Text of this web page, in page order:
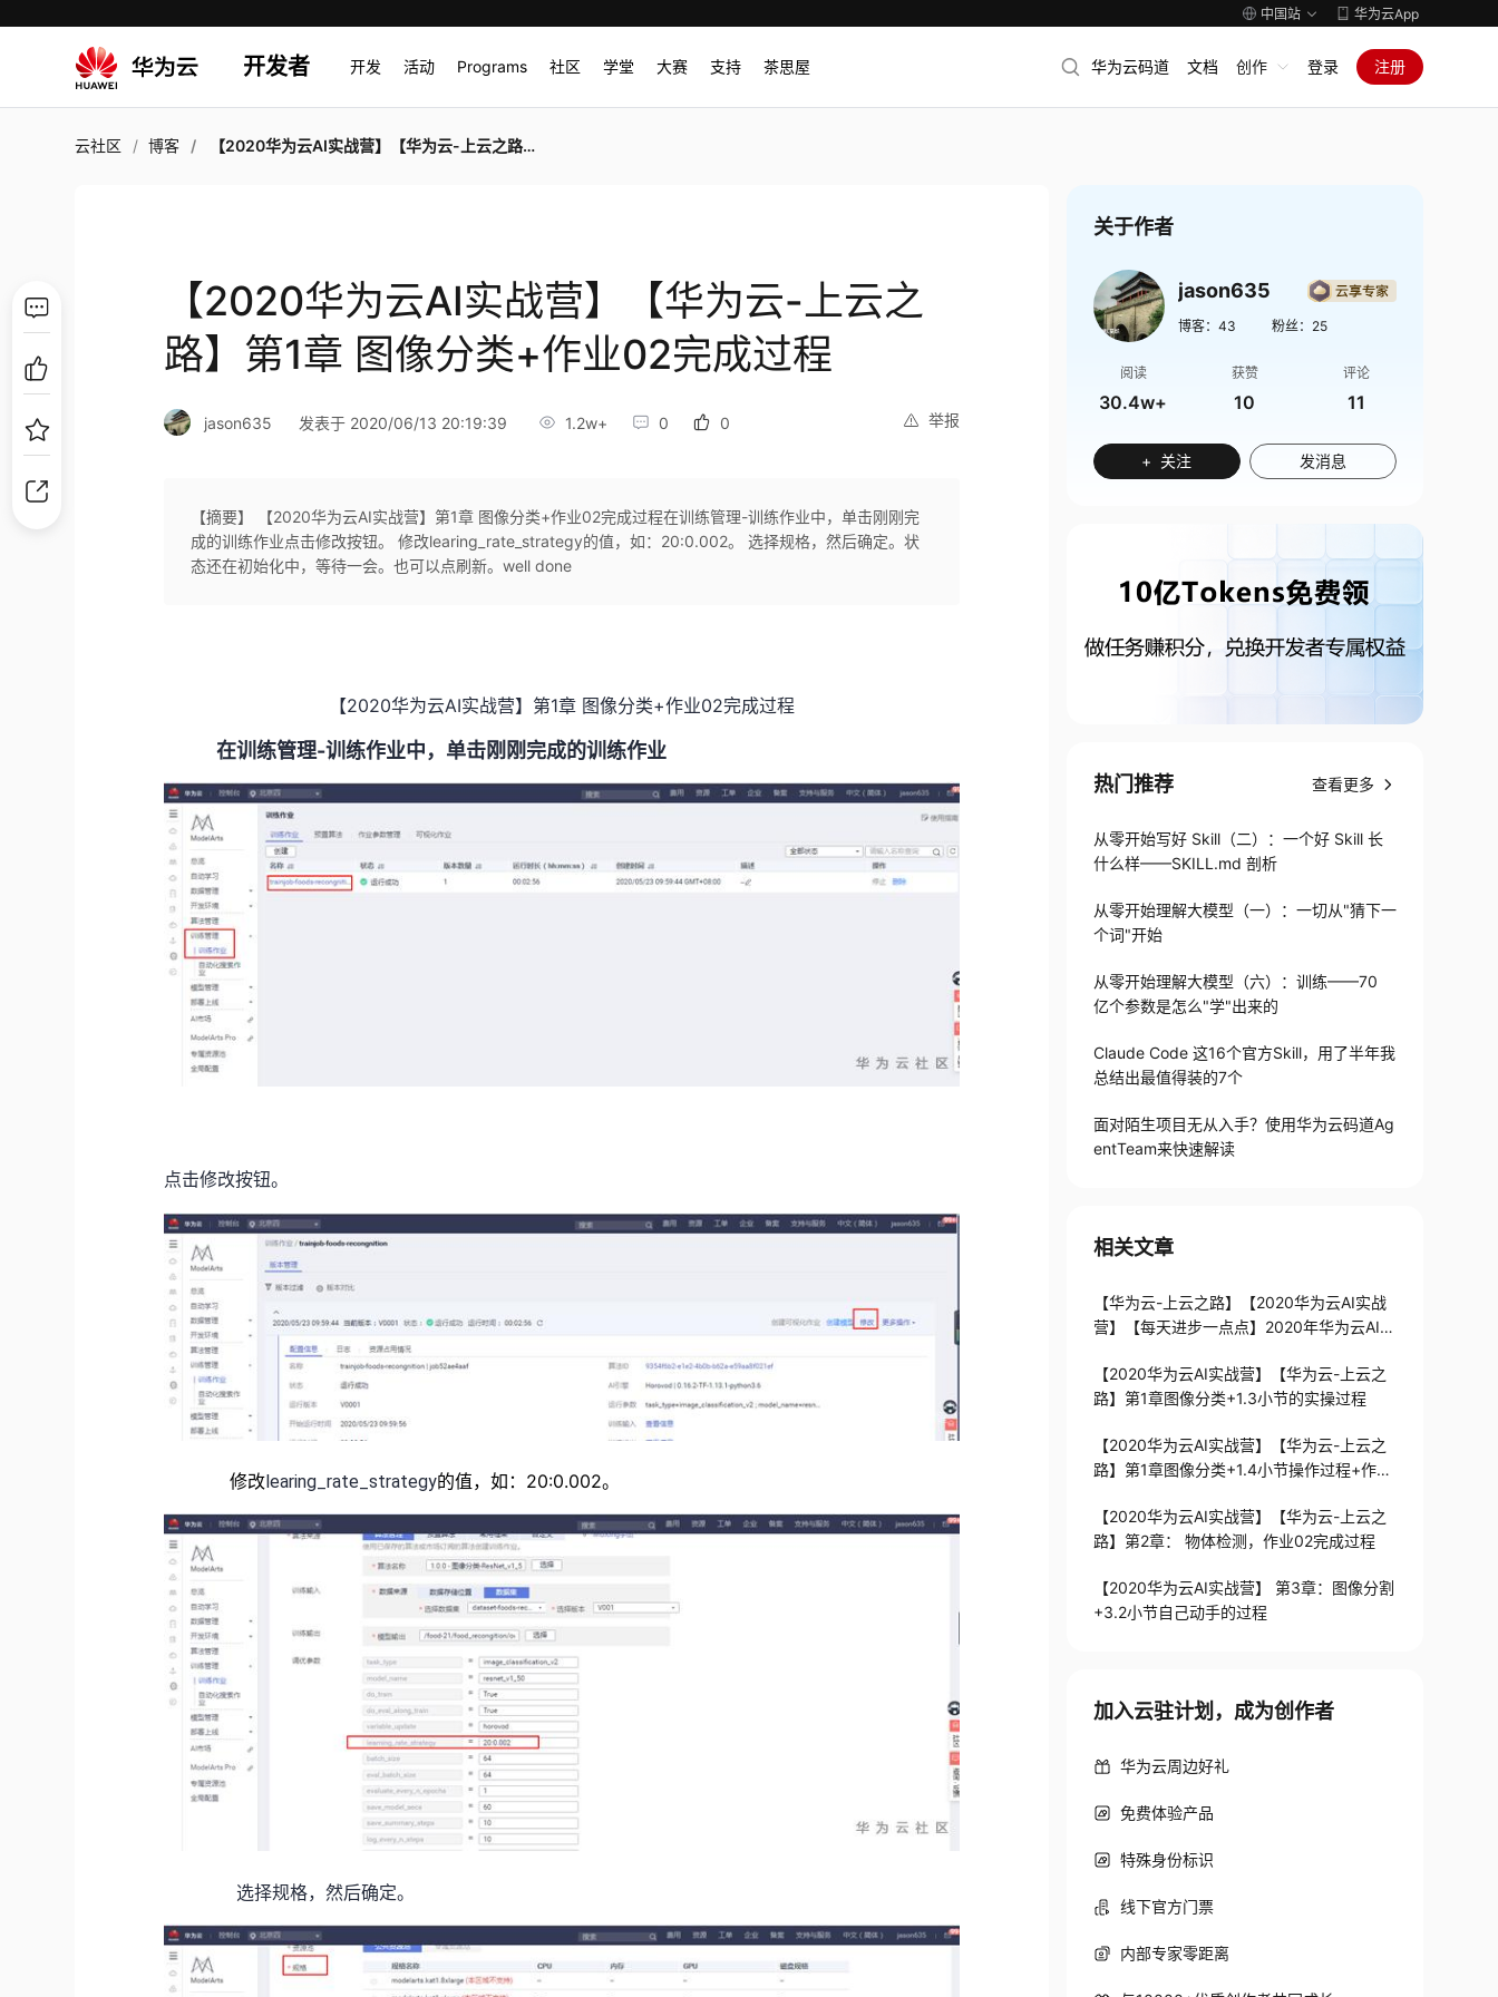
中国站 华为云App
开发者 开发 活动 Programs 社区 学堂 大赛 支持 茶思屋 华为云码道 文档 创作 登录 注册
云社区 博客 【2020华为云AI实战营】【华为云-上云之路】第1章 图像分类+作业02完成过程
【2020华为云AI实战营】【华为云-上云之
路】第1章 图像分类+作业02完成过程
举报
jason635 发表于 2020/06/13 20:19:39 1.2w+ 0 0
【摘要】 【2020华为云AI实战营】第1章 图像分类+作业02完成过程在训练管理-训练作业中，单击刚刚完
成的训练作业点击修改按钮。 修改learing_rate_strategy的值，如：20:0.002。 选择规格，然后确定。状
态还在初始化中，等待一会。也可以点刷新。well done
【2020华为云AI实战营】第1章 图像分类+作业02完成过程
在训练管理-训练作业中，单击刚刚完成的训练作业
点击修改按钮。
修改learing_rate_strategy的值，如：20:0.002。
选择规格，然后确定。
关于作者
jason635
博客： 43 粉丝： 25
阅读
30.4w+
获赞
10
评论
11
+ 关注 发消息
热门推荐 查看更多
从零开始写好 Skill（二）：一个好 Skill 长
什么样——SKILL.md 剖析
从零开始理解大模型（一）：一切从"猜下一
个词"开始
从零开始理解大模型（六）：训练——70
亿个参数是怎么"学"出来的
Claude Code 这16个官方Skill，用了半年我
总结出最值得装的7个
面对陌生项目无从入手？使用华为云码道Ag
entTeam来快速解读
相关文章
【华为云-上云之路】【2020华为云AI实战
营】【每天进步一点点】2020年华为云AI实
【2020华为云AI实战营】【华为云-上云之
路】第1章图像分类+1.3小节的实操过程
【2020华为云AI实战营】【华为云-上云之
路】第1章图像分类+1.4小节操作过程+作业
【2020华为云AI实战营】【华为云-上云之
路】第2章： 物体检测，作业02完成过程
【2020华为云AI实战营】 第3章：图像分割
+3.2小节自己动手的过程
加入云驻计划，成为创作者
华为云周边好礼
免费体验产品
特殊身份标识
线下官方门票
内部专家零距离